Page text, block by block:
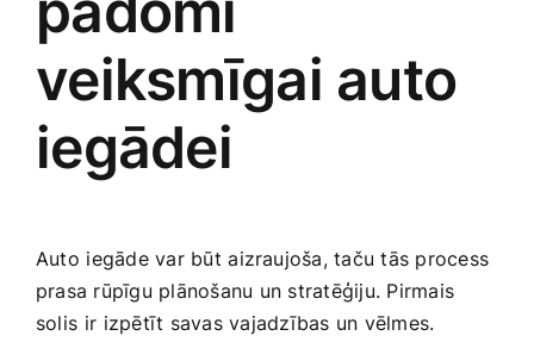
veiksmīgai auto
‌iegādei
Auto ⁤iegāde‌ var būt ⁢aizraujoša,​ taču tās process⁣
prasa rūpīgu plānošanu‍ un⁣ stratēģiju. Pirmais
solis⁤ ir ⁣izpētīt savas⁤ vajadzības​ un vēlmes.‌